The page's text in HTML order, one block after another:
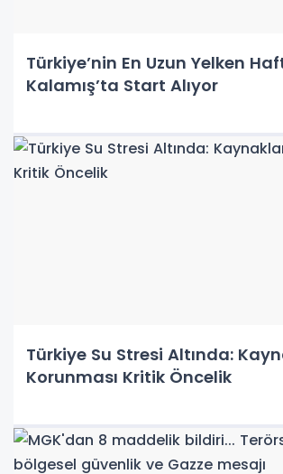
Türkiye’nin En Uzun Yelken
Kalamış’ta Start Alıyor
Türkiye Su Stresi Altında:
Korunması Kritik Öncelik